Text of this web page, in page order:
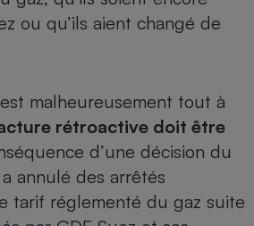
ou qu’ils aient changé de
malheureusement tout à
rétroactive doit être
d’une décision du
annulé des arrêtés
tarif réglementé du gaz suite
bouteille
Assurance emprunteur
Banque
Lave-linge
Téléviseur
Matelas
Mutuelle
Antimoustique